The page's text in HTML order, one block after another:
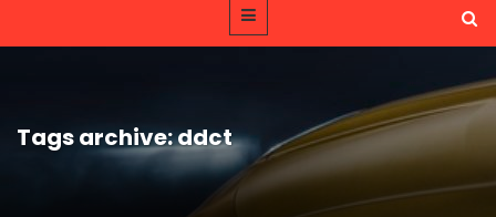
Tags archive: ddct